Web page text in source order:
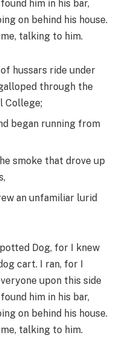
him in his bar,
on behind his house.
talking to him.
hussars ride under
through the
College;
began running from
smoke that drove up
an unfamiliar lurid
Dog, for I knew
cart. I ran, for I
upon this side
him in his bar,
on behind his house.
talking to him.